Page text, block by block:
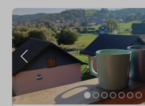
Poprzednia